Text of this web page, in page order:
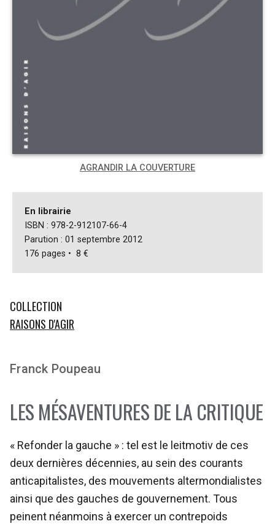
COLLECTION
RAISONS D'AGIR
Franck Poupeau
LES MÉSAVENTURES DE LA CRITIQUE
« Refonder la gauche » : tel est le leitmotiv de ces
deux dernières décennies, au sein des courants
anticapitalistes, des mouvements altermondialistes
ainsi que des gauches de gouvernement. Tous
peinent néanmoins à exercer un contrepoids
AGRANDIR LA COUVERTURE
En librairie
ISBN : 978-2-912107-66-4
Parution : 01 septembre 2012
176 pages • 8 €